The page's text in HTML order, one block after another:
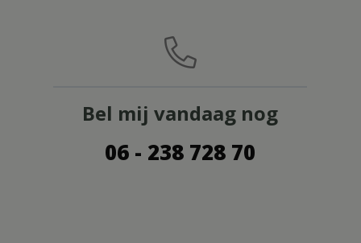
Bel mij vandaag nog
06 - 238 728 70